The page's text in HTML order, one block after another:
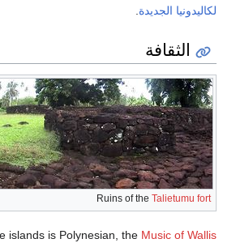
لكاليدونيا الجديدة
الثقافة
Ruins of the Talietumu fort
islands is Polynesian, the Music of Wallis